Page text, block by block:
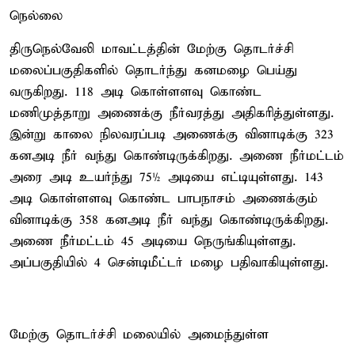
நெல்லை
திருநெல்வேலி மாவட்டத்தின் மேற்கு தொடர்ச்சி
மலைப்பகுதிகளில் தொடர்ந்து கனமழை பெய்து
வருகிறது. 118 அடி கொள்ளளவு கொண்ட
மணிமுத்தாறு அணைக்கு நீர்வரத்து அதிகரித்துள்ளது.
இன்று காலை நிலவரப்படி அணைக்கு வினாடிக்கு 323
கனஅடி நீர் வந்து கொண்டிருக்கிறது. அணை நீர்மட்டம்
அரை அடி உயர்ந்து 75½ அடியை எட்டியுள்ளது. 143
அடி கொள்ளளவு கொண்ட பாபநாசம் அணைக்கும்
வினாடிக்கு 358 கனஅடி நீர் வந்து கொண்டிருக்கிறது.
அணை நீர்மட்டம் 45 அடியை நெருங்கியுள்ளது.
அப்பகுதியில் 4 சென்டிமீட்டர் மழை பதிவாகியுள்ளது.
மேற்கு தொடர்ச்சி மலையில் அமைந்துள்ள